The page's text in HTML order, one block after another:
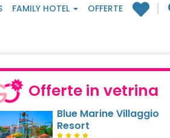
FAMILY HOTEL OFFERTE
Offerte in vetrina
Blue Marine Villaggio
Resort